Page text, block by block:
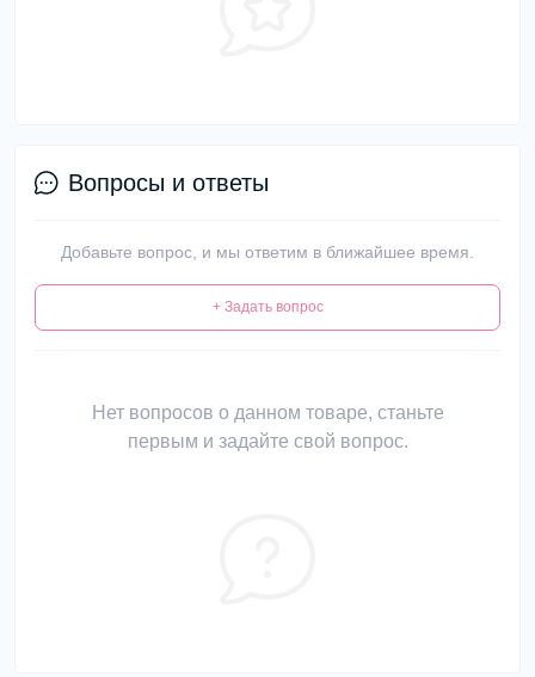
Вопросы и ответы
Добавьте вопрос, и мы ответим в ближайшее время.
+ Задать вопрос
Нет вопросов о данном товаре, станьте
первым и задайте свой вопрос.